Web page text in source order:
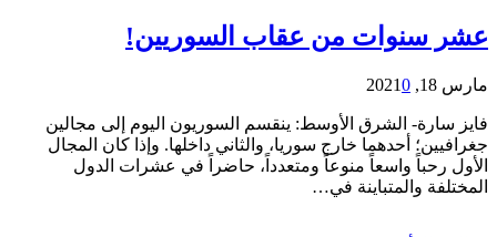
عشر سنوات من عقاب السوريين!
مارس 18, 2021 0
فايز سارة- الشرق الأوسط: ينقسم السوريون اليوم إلى مجالين
جغرافيين؛ أحدهما خارج سوريا، والثاني داخلها. وإذا كان المجال
الأول رحباً واسعاً منوعاً ومتعدداً، حاضراً في عشرات الدول
المختلفة والمتباينة في…